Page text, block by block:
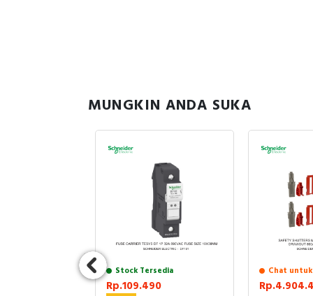
MUNGKIN ANDA SUKA
Stock Tersedia
Rp.109.490
Chat